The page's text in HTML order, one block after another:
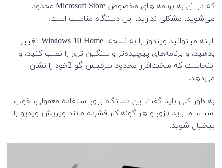
که در آن به برنامه های مخصوص Microsoft Store محدود
می‌شوید، مشکلی ندارید، این دستگاه مناسب است.
البته میتوانید ویندوز را به نسخه Windows 10 Home تغییر
بدهید، و برنامه‌های پیچیده‌تر و سنگین تری را نصب کنید، و
اینجاست که سخت‌افزار محدود سرفیس گو 2خود را نشان
می‌دهد.
به طور کلی باید گفت این دستگاه برای استفاده معمولی، خوب
است، اما باید بازی و هر گونه کار فشرده مانند ویرایش ویدیو را
بیخیال شوید.